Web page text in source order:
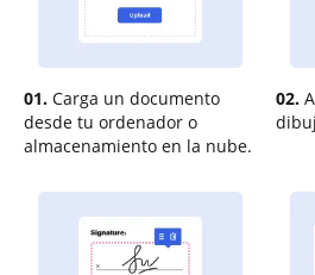
01. Carga un documento
desde tu ordenador o
almacenamiento en la nube.
02.